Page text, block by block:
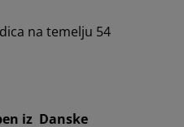
na temelju 54
iz Danske